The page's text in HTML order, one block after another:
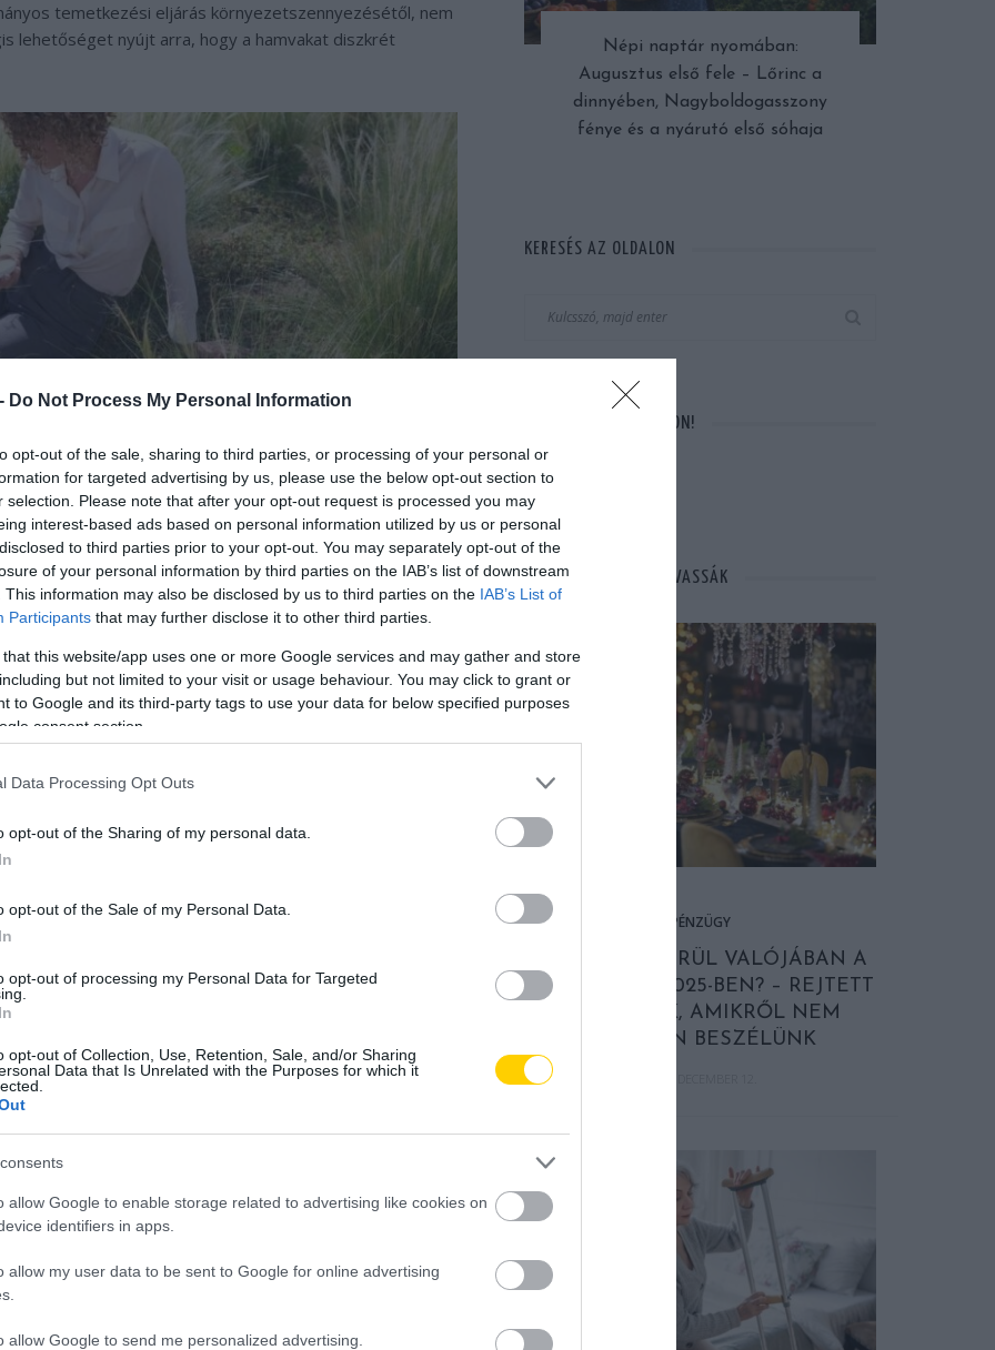
Do Not Process My Personal Information
opt-out of the sale, sharing to third parties, or processing of your personal or
for targeted advertising by us, please use the below opt-out section to
selection. Please note that after your opt-out request is processed you may
interest-based ads based on personal information utilized by us or personal
to third parties prior to your opt-out. You may separately opt-out of the
of your personal information by third parties on the IAB’s list of downstream
This information may also be disclosed by us to third parties on the IAB’s List of
Participants that may further disclose it to other third parties.
that this website/app uses one or more Google services and may gather and store
but not limited to your visit or usage behaviour. You may click to grant or
to Google and its third-party tags to use your data for below specified purposes
consent section.
Data Processing Opt Outs
opt-out of the Sharing of my personal data.
opt-out of the Sale of my Personal Data.
opt-out of processing my Personal Data for Targeted
opt-out of Collection, Use, Retention, Sale, and/or Sharing
Data that Is Unrelated with the Purposes for which it
allow Google to enable storage related to advertising like cookies on
identifiers in apps.
allow my user data to be sent to Google for online advertising
allow Google to send me personalized advertising.
temetkezési eljárás környezetszennyezésétől, nem
lehetőséget nyújt arra, hogy a hamvakat diszkrét
szemcséjű porrá őrlik, vízzel keverik, így egy
helyezik és kőformára égetik, amit lecsiszolnak.
különböző színárnyalatokat öltenek, fehér, barnás,
jelennek meg. Egy család általában 40-60
után kb. 200 ezer Ft-ot, egy szeretett állat után kb.
hogy amikor szeretett nagyapját 2014-ben
igazi megoldását. Most már lehetőségünk van egy
kapcsolódni valakihez, akit nagyon szeretünk.
Népi naptár nyomában:
Augusztus első fele – Lőrinc a
dinnyében, Nagyboldogasszony
fénye és a nyárutó első sóhaja
KERESÉS AZ OLDALON
VÁRUNK A FACEBOOKON!
MÁSOK ÉPPEN EZT OLVASSÁK
PÉNZÜGY
MENNYIBE KERÜL VALÓJÁBAN A
KARÁCSONY 2025-BEN? – REJTETT
KÖLTSÉGEK, AMIKRŐL NEM
SZÍVESEN BESZÉLÜNK